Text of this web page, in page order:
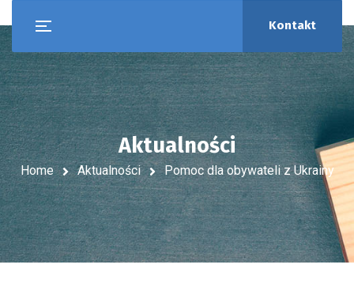
Kontakt
Aktualności
Home Aktualności Pomoc dla obywateli z Ukrainy